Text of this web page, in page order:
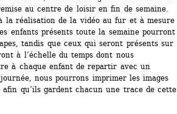
au centre de loisir en fin de semaine.
la réalisation de la vidéo au fur et à mesure
enfants présents toute la semaine pourront
tandis que ceux qui seront présents sur
à l’échelle du temps dont nous
à chaque enfant de repartir avec un
nous pourrons imprimer les images
qu’ils gardent chacun une trace de cette